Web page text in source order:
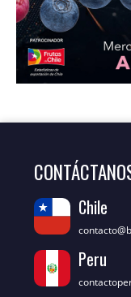
Chile
Peru